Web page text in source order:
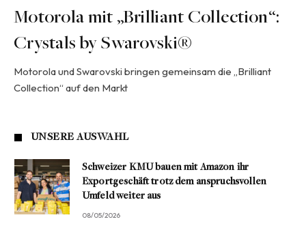
Motorola mit „Brilliant Collection“:
Crystals by Swarovski®
Motorola und Swarovski bringen gemeinsam die „Brilliant
Collection“ auf den Markt
UNSERE AUSWAHL
Schweizer KMU bauen mit Amazon ihr
Exportgeschäft trotz dem anspruchsvollen
Umfeld weiter aus
08/05/2026